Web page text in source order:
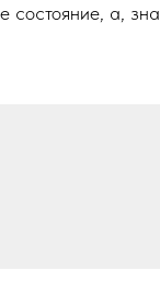
а,